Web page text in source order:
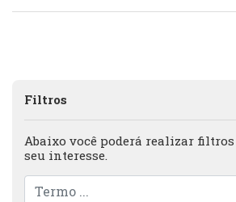
Filtros
Abaixo você poderá realizar filtros
seu interesse.